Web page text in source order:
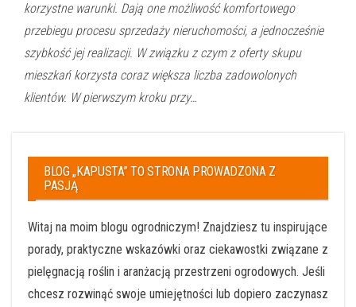
korzystne warunki. Dają one możliwość komfortowego
przebiegu procesu sprzedaży nieruchomości, a jednocześnie
szybkość jej realizacji. W związku z czym z oferty skupu
mieszkań korzysta coraz większa liczba zadowolonych
klientów. W pierwszym kroku przy…
BLOG „KAPUSTA” TO STRONA PROWADZONA Z
PASJĄ
Witaj na moim blogu ogrodniczym! Znajdziesz tu inspirujące
porady, praktyczne wskazówki oraz ciekawostki związane z
pielęgnacją roślin i aranżacją przestrzeni ogrodowych. Jeśli
chcesz rozwinąć swoje umiejętności lub dopiero zaczynasz